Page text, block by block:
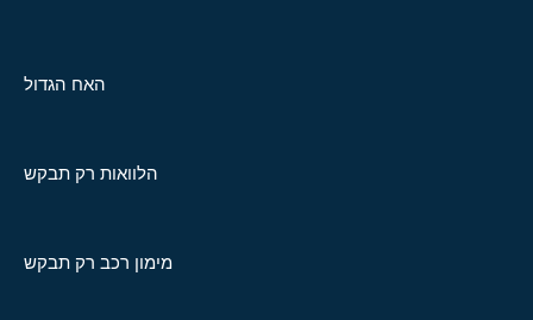
האח הגדול
הלוואות רק תבקש
מימון רכב רק תבקש